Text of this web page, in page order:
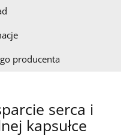
producenta
serca i
kapsułce